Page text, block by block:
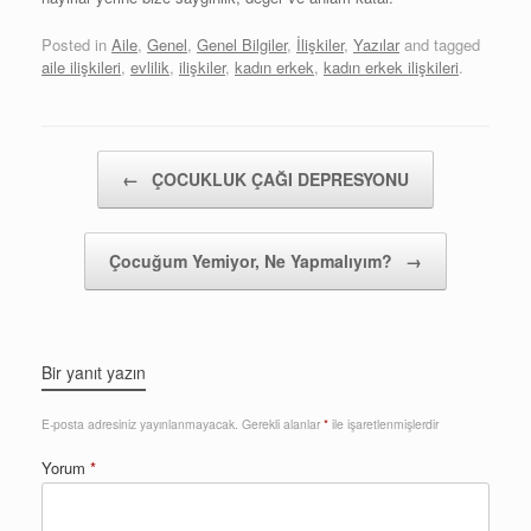
Posted in Aile, Genel, Genel Bilgiler, İlişkiler, Yazılar and tagged
aile ilişkileri, evlilik, ilişkiler, kadın erkek, kadın erkek ilişkileri.
← ÇOCUKLUK ÇAĞI DEPRESYONU
Çocuğum Yemiyor, Ne Yapmalıyım? →
Bir yanıt yazın
E-posta adresiniz yayınlanmayacak. Gerekli alanlar* ile işaretlenmişlerdir
Yorum *